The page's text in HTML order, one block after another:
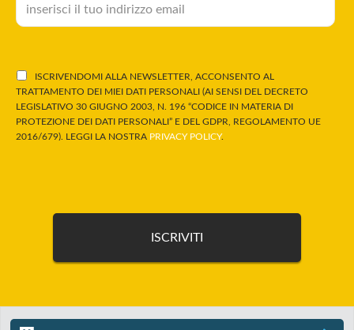
ISCRIVENDOMI ALLA NEWSLETTER, ACCONSENTO AL
TRATTAMENTO DEI MIEI DATI PERSONALI (AI SENSI DEL DECRETO
LEGISLATIVO 30 GIUGNO 2003, N. 196 “CODICE IN MATERIA DI
PROTEZIONE DEI DATI PERSONALI” E DEL GDPR, REGOLAMENTO UE
2016/679). LEGGI LA NOSTRA PRIVACY POLICY.